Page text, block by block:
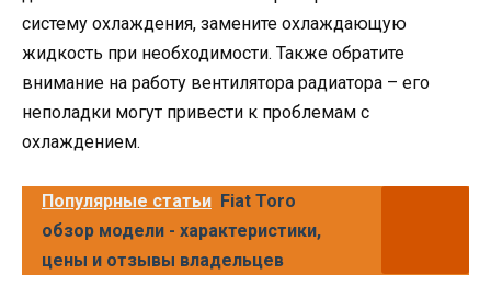
систему охлаждения, замените охлаждающую
жидкость при необходимости. Также обратите
внимание на работу вентилятора радиатора – его
неполадки могут привести к проблемам с
охлаждением.
Популярные статьи Fiat Toro
обзор модели - характеристики,
цены и отзывы владельцев